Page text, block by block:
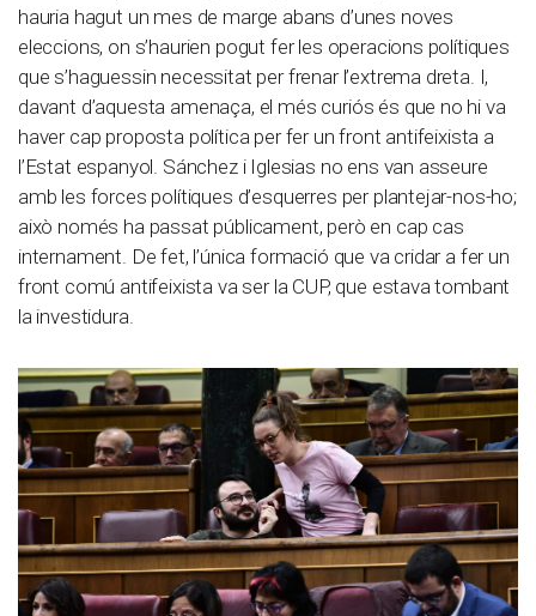
hauria hagut un mes de marge abans d’unes noves
eleccions, on s’haurien pogut fer les operacions polítiques
que s’haguessin necessitat per frenar l’extrema dreta. I,
davant d’aquesta amenaça, el més curiós és que no hi va
haver cap proposta política per fer un front antifeixista a
l’Estat espanyol. Sánchez i Iglesias no ens van asseure
amb les forces polítiques d’esquerres per plantejar-nos-ho;
això només ha passat públicament, però en cap cas
internament. De fet, l’única formació que va cridar a fer un
front comú antifeixista va ser la CUP, que estava tombant
la investidura.